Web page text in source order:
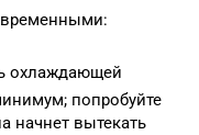
охлаждающей
попробуйте
начнет вытекать